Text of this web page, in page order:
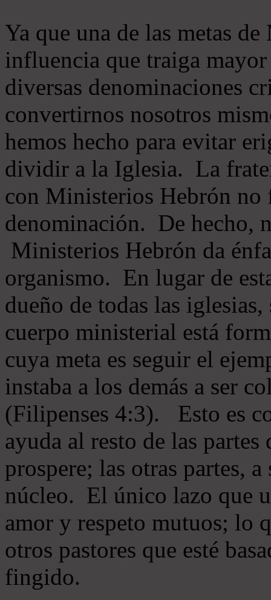
Ya que una de las metas
influencia que traiga
diversas denominaciones
convertirnos nosotros
hemos hecho para evitar
dividir a la Iglesia. La
con Ministerios Hebrón no
denominación. De hecho,
Ministerios Hebrón da
organismo. En lugar de
dueño de todas las
cuerpo ministerial está
cuya meta es seguir el
instaba a los demás a ser
(Filipenses 4:3). Esto es
ayuda al resto de las
prospere; las otras partes,
núcleo. El único lazo que
amor y respeto mutuos; lo
otros pastores que esté
fingido.